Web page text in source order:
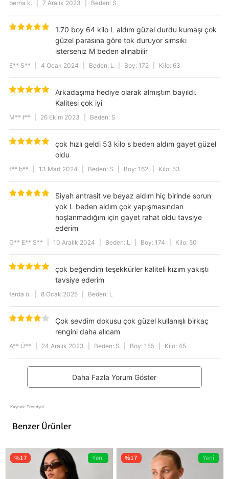
berna k. 7 Aralık 2023 Beden: S
1.70 boy 64 kilo L aldım güzel durdu kumaşı çok
güzel parasına göre tok duruyor sımsıkı
isterseniz M beden alınabilir
E** S** 4 Ocak 2024 Beden: L Boy: 172 Kilo: 63
Arkadaşıma hediye olarak almıştım bayıldı.
Kalitesi çok iyi
M** I** 26 Ekim 2023 Beden: S
çok hızlı geldi 53 kilo s beden aldım gayet güzel
oldu
f** b** 13 Mart 2024 Beden: S Boy: 162 Kilo: 53
Siyah antrasit ve beyaz aldım hiç birinde sorun
yok L beden aldım çok yapışmasından
hoşlanmadığım için gayet rahat oldu tavsiye
ederim
G** E** S** 10 Aralık 2024 Beden: L Boy: 174 Kilo: 50
çok beğendim teşekkürler kaliteli kızım yakıştı
tavsiye ederim
ferda ö. 8 Ocak 2025 Beden: L
Çok sevdim dokusu çok güzel kullanışlı birkaç
rengini daha alıcam
A** Ü** 24 Aralık 2023 Beden: S Boy: 155 Kilo: 45
Daha Fazla Yorum Göster
Kaynak: Trendyol
Benzer Ürünler
%17
Yeni
%17
Yeni